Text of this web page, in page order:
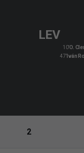
LEV
10’O.
47’ Iván
2